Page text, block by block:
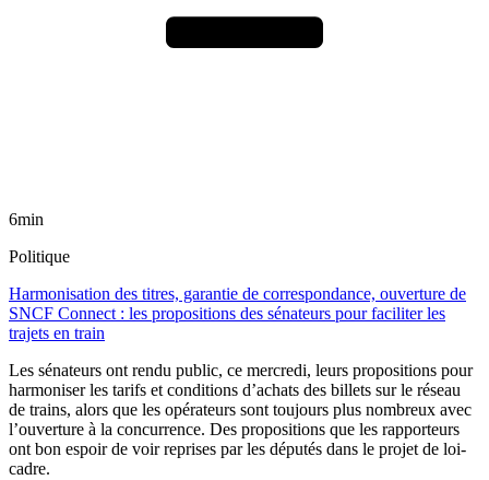
6min
Politique
Harmonisation des titres, garantie de correspondance, ouverture de
SNCF Connect : les propositions des sénateurs pour faciliter les
trajets en train
Les sénateurs ont rendu public, ce mercredi, leurs propositions pour
harmoniser les tarifs et conditions d’achats des billets sur le réseau
de trains, alors que les opérateurs sont toujours plus nombreux avec
l’ouverture à la concurrence. Des propositions que les rapporteurs
ont bon espoir de voir reprises par les députés dans le projet de loi-
cadre.